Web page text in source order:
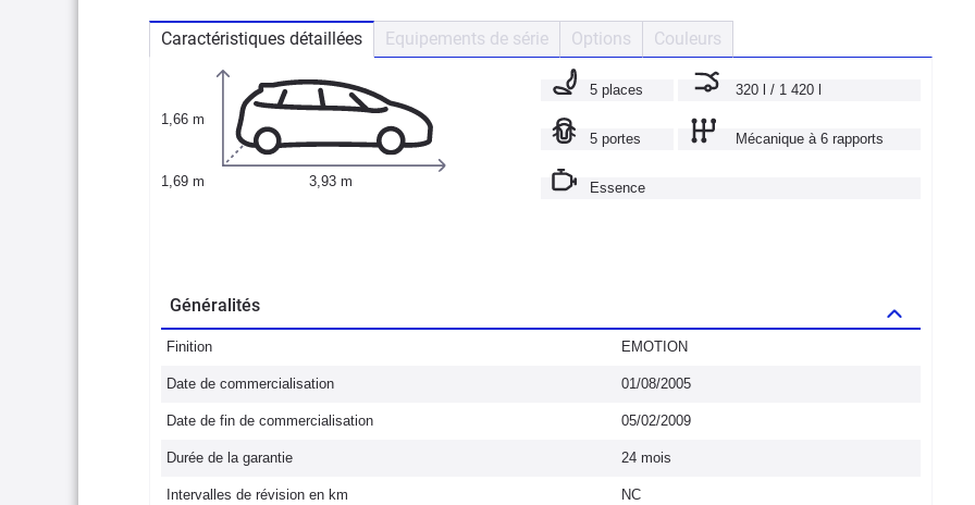
Caractéristiques détaillées Equipements de série Options Couleurs
1,66 m
1,69 m 3,93 m
5 places 320 l / 1 420 l
5 portes Mécanique à 6 rapports
Essence
Généralités
Finition EMOTION
Date de commercialisation 01/08/2005
Date de fin de commercialisation 05/02/2009
Durée de la garantie 24 mois
Intervalles de révision en km NC